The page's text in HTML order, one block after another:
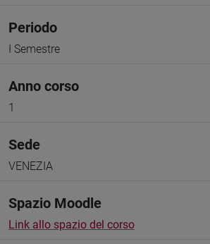
Periodo
I Semestre
Anno corso
1
Sede
VENEZIA
Spazio Moodle
Link allo spazio del corso